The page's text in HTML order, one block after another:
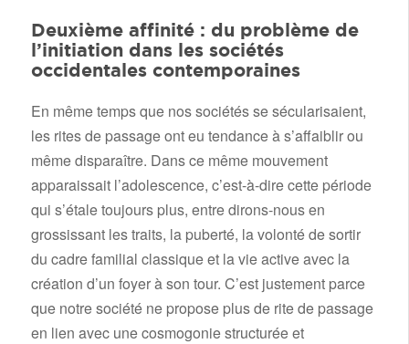
Deuxième affinité : du problème de
l’initiation dans les sociétés
occidentales contemporaines
En même temps que nos sociétés se sécularisaient,
les rites de passage ont eu tendance à s’affaiblir ou
même disparaître. Dans ce même mouvement
apparaissait l’adolescence, c’est-à-dire cette période
qui s’étale toujours plus, entre dirons-nous en
grossissant les traits, la puberté, la volonté de sortir
du cadre familial classique et la vie active avec la
création d’un foyer à son tour. C’est justement parce
que notre société ne propose plus de rite de passage
en lien avec une cosmogonie structurée et